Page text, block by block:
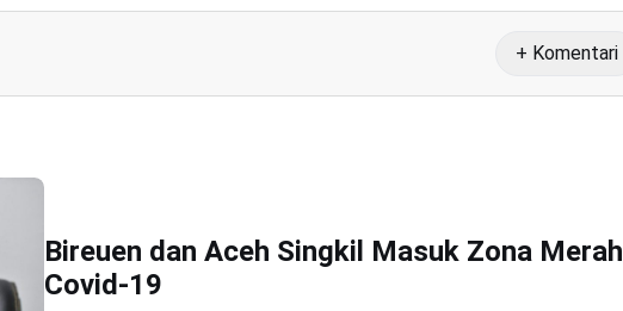
+ Komentari
Bireuen dan Aceh Singkil Masuk Zona Merah
Covid-19